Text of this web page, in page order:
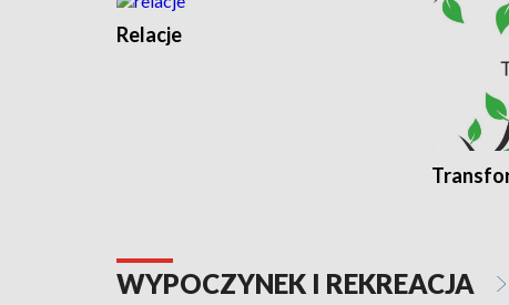
Relacje
WYPOCZYNEK I REKREACJA